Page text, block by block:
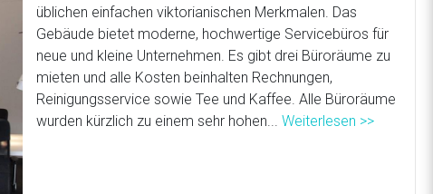
üblichen einfachen viktorianischen Merkmalen. Das
Gebäude bietet moderne, hochwertige Servicebüros für
neue und kleine Unternehmen. Es gibt drei Büroräume zu
mieten und alle Kosten beinhalten Rechnungen,
Reinigungsservice sowie Tee und Kaffee. Alle Büroräume
wurden kürzlich zu einem sehr hohen...Weiterlesen >>